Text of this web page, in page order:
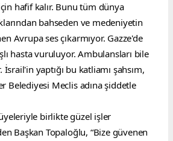
hafif kalır. Bunu tüm dünya
bahseden ve medeniyetin
Avrupa ses çıkarmıyor. Gazze'de
hasta vuruluyor. Ambulansları bile
yaptığı bu katliamı şahsım,
Belediyesi Meclis adına şiddetle
birlikte güzel işler
Başkan Topaloğlu, “Bize güvenen